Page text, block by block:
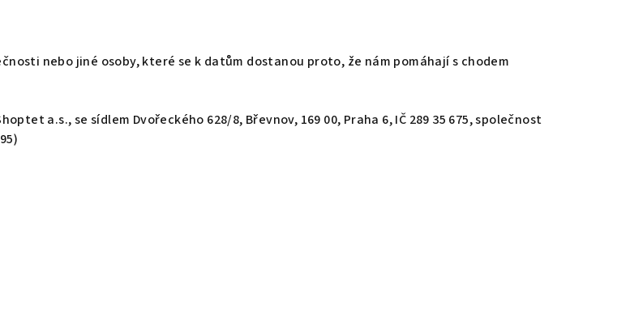
nebo jiné osoby, které se k datům dostanou proto, že nám pomáhají s chodem
a.s., se sídlem Dvořeckého 628/8, Břevnov, 169 00, Praha 6, IČ 289 35 675, společnost